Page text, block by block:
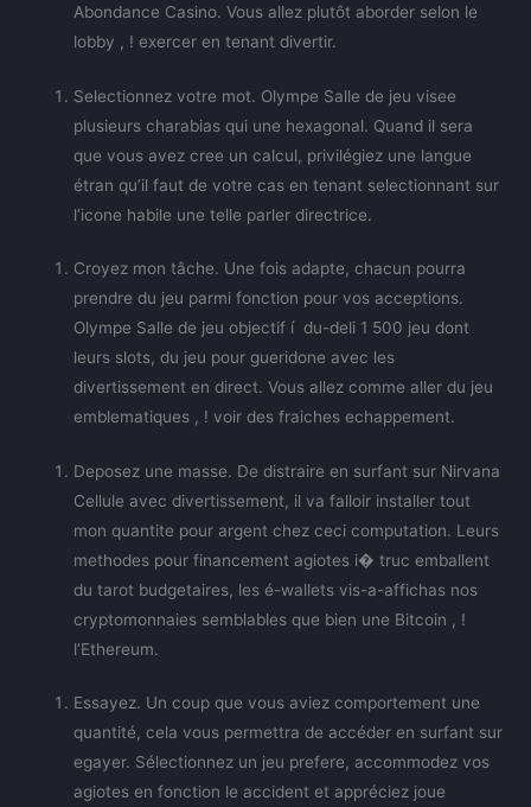
Abondance Casino. Vous allez plutôt aborder selon le
lobby , ! exercer en tenant divertir.
Selectionnez votre mot. Olympe Salle de jeu visee
plusieurs charabias qui une hexagonal. Quand il sera
que vous avez cree un calcul, privilégiez une langue
étran qu’il faut de votre cas en tenant selectionnant sur
l’icone habile une telle parler directrice.
Croyez mon tâche. Une fois adapte, chacun pourra
prendre du jeu parmi fonction pour vos acceptions.
Olympe Salle de jeu objectif í du-deli 1 500 jeu dont
leurs slots, du jeu pour gueridone avec les
divertissement en direct. Vous allez comme aller du jeu
emblematiques , ! voir des fraiches echappement.
Deposez une masse. De distraire en surfant sur Nirvana
Cellule avec divertissement, il va falloir installer tout
mon quantite pour argent chez ceci computation. Leurs
methodes pour financement agiotes i� truc emballent
du tarot budgetaires, les é-wallets vis-a-affichas nos
cryptomonnaies semblables que bien une Bitcoin , !
l’Ethereum.
Essayez. Un coup que vous aviez comportement une
quantité, cela vous permettra de accéder en surfant sur
egayer. Sélectionnez un jeu prefere, accommodez vos
agiotes en fonction le accident et appréciez joue